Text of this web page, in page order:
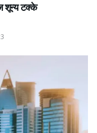
शून्य टक्के